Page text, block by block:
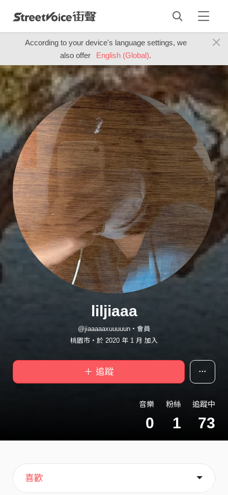
According to your device's language settings, we
also offer
English (Global).
liljiaaa
@jiaaaaaxuuuuun・會員
桃園市・於 2020 年 1 月 加入
＋ 追蹤
音樂
0
粉絲
1
追蹤中
73
主頁
歌單
喜歡
關於